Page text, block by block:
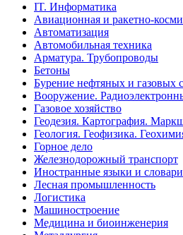
IT. Информатика
Авиационная и ракетно-
Автоматизация
Автомобильная техника
Арматура. Трубопроводы
Бетоны
Бурение нефтяных и газовых
Вооружение.
Газовое хозяйство
Геодезия. Картография.
Геология. Геофизика.
Горное дело
Железнодорожный транспорт
Иностранные языки и словари
Лесная промышленность
Логистика
Машиностроение
Медицина и биоинженерия